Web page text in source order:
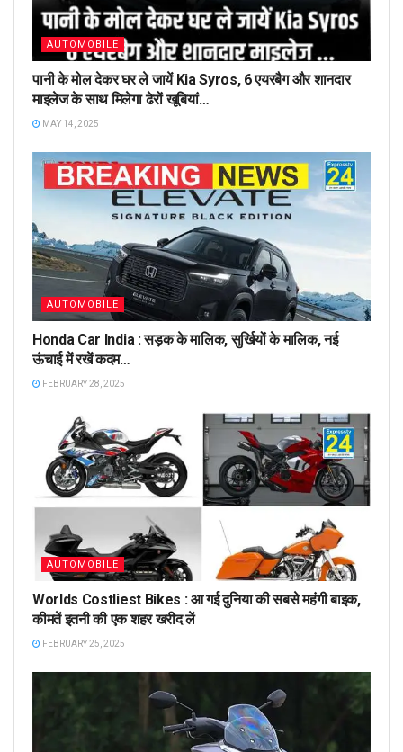
AUTOMOBILE
पानी के मोल देकर घर ले जायें Kia Syros, 6 एयरबैग और शानदार
माइलेज के साथ मिलेगा ढेरों खूबियां…
MAY 14, 2025
AUTOMOBILE
Honda Car India : सड़क के मालिक, सुर्खियों के मालिक, नई
ऊंचाई में रखें कदम…
FEBRUARY 28, 2025
AUTOMOBILE
Worlds Costliest Bikes : आ गई दुनिया की सबसे महंगी बाइक,
कीमतें इतनी की एक शहर खरीद लें
FEBRUARY 25, 2025